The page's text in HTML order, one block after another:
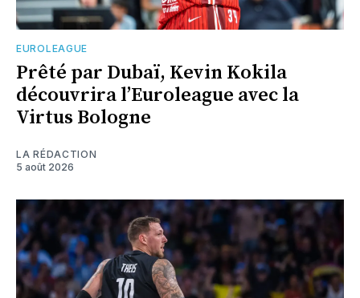
EUROLEAGUE
Prêté par Dubaï, Kevin Kokila
découvrira l’Euroleague avec la
Virtus Bologne
LA RÉDACTION
5 août 2026